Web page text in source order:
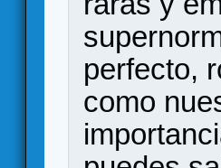
perfecto,
como